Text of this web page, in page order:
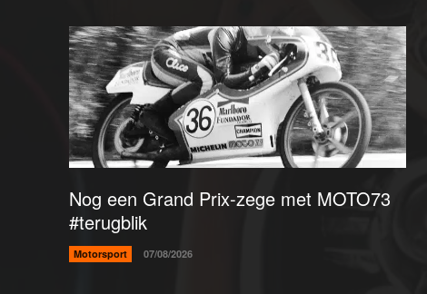
Nog een Grand Prix-zege met MOTO73
#terugblik
Motorsport 07/08/2026